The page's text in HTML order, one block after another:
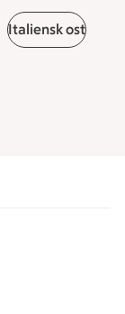
Italiensk ost